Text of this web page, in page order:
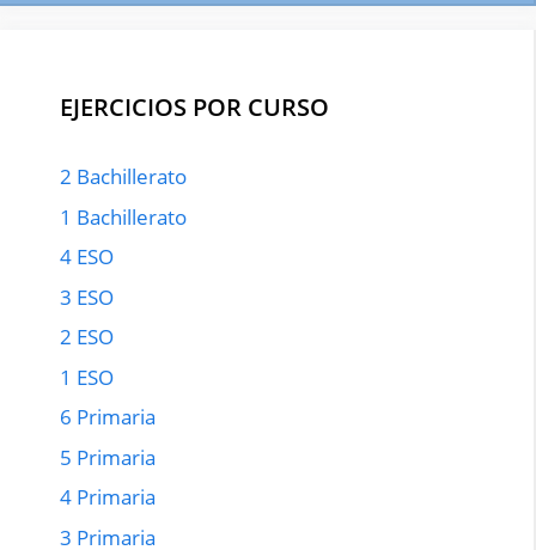
EJERCICIOS POR CURSO
2 Bachillerato
1 Bachillerato
4 ESO
3 ESO
2 ESO
1 ESO
6 Primaria
5 Primaria
4 Primaria
3 Primaria